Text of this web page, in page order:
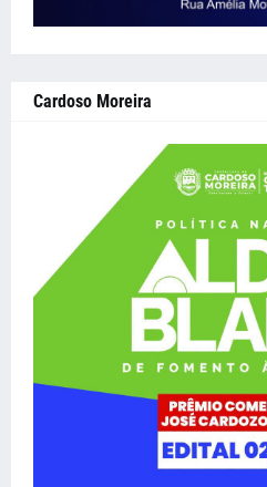
Cardoso Moreira